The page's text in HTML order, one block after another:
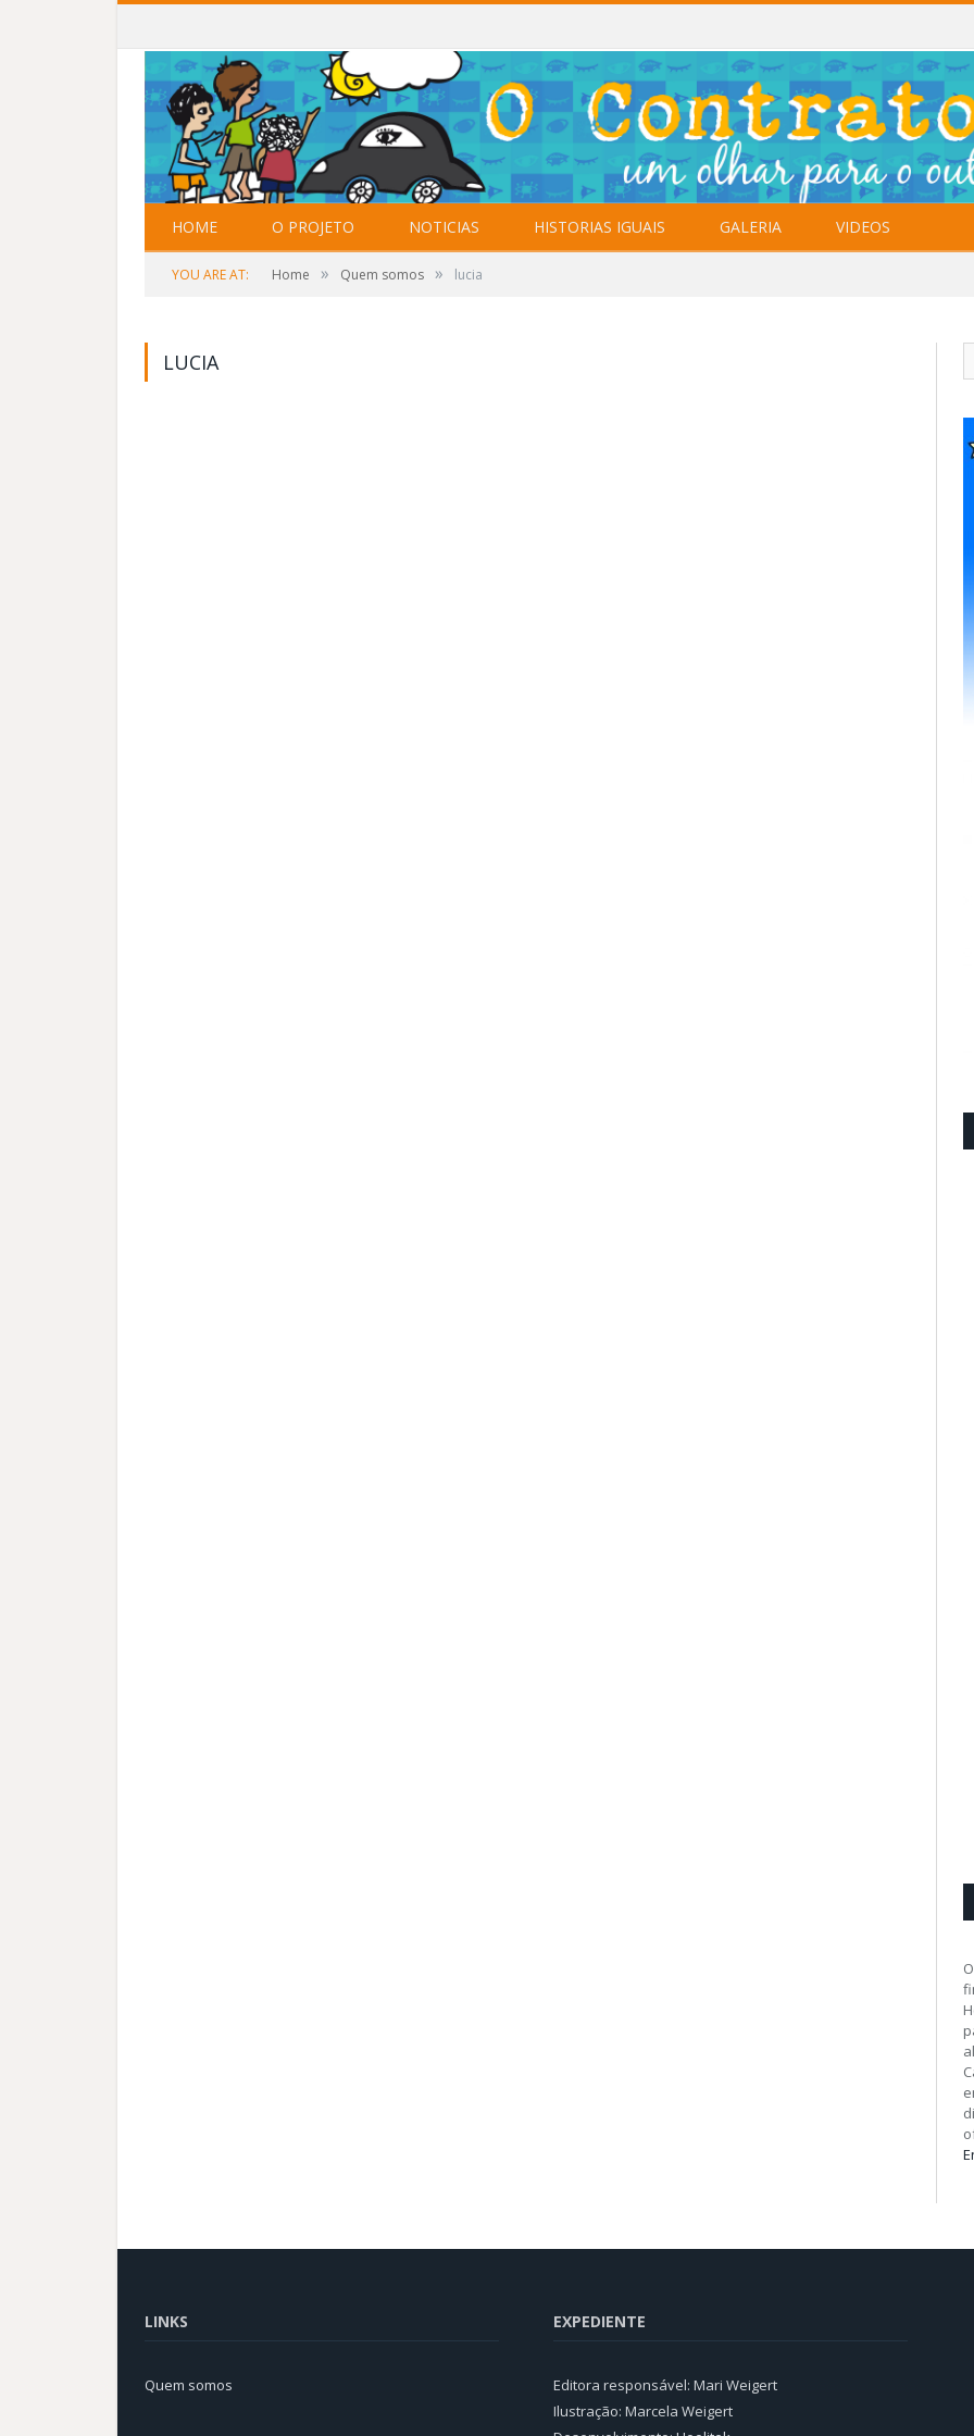
HOME O PROJETO NOTICIAS HISTORIAS IGUAIS GALERIA VIDEOS
YOU ARE AT: Home » Quem somos » lucia
LUCIA
LINKS
Quem somos
EXPEDIENTE
Editora responsável: Mari Weigert
Ilustração: Marcela Weigert